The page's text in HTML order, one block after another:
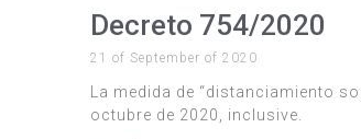
Decreto 754/2020
21 of September of 2020
La medida de “distanciamiento
octubre de 2020, inclusive.